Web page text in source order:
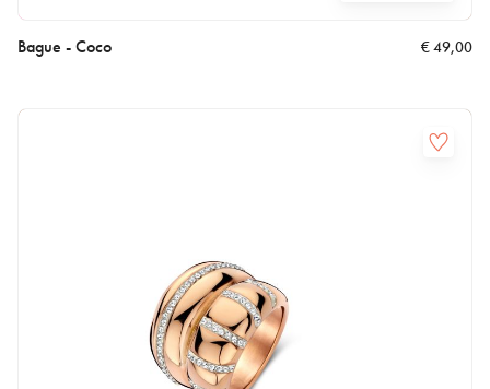
Bague - Coco €49,00